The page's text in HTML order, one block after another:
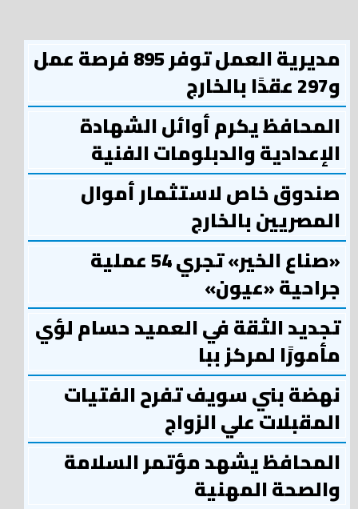
مديرية العمل توفر 895 فرصة عمل
و297 عقدًا بالخارج
المحافظ يكرم أوائل الشهادة
الإعدادية والدبلومات الفنية
صندوق خاص لاستثمار أموال
المصريين بالخارج
«صناع الخير» تجري 54 عملية
جراحية «عيون»
تجديد الثقة في العميد حسام لؤي
مأمورًا لمركز ببا
نهضة بني سويف تفرح الفتيات
المقبلات علي الزواج
المحافظ يشهد مؤتمر السلامة
والصحة المهنية